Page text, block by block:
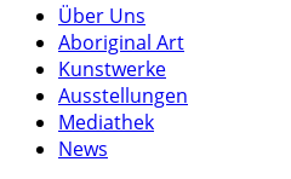
Über Uns
Aboriginal Art
Kunstwerke
Ausstellungen
Mediathek
News